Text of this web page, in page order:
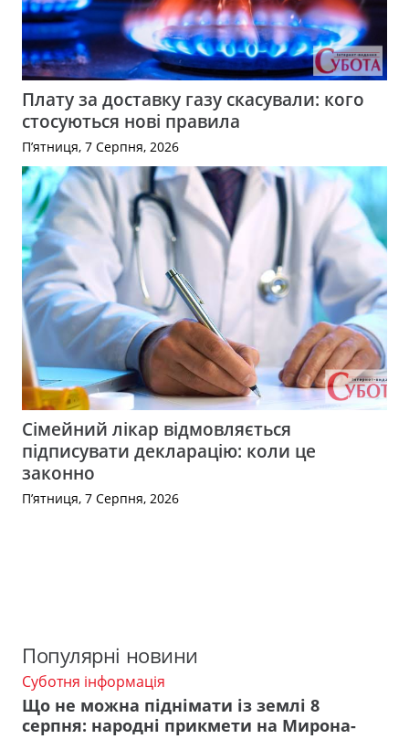
Плату за доставку газу скасували: кого
стосуються нові правила
П’ятниця, 7 Серпня, 2026
Сімейний лікар відмовляється
підписувати декларацію: коли це
законно
П’ятниця, 7 Серпня, 2026
Популярні новини
Суботня інформація
Що не можна піднімати із землі 8
серпня: народні прикмети на Мирона-